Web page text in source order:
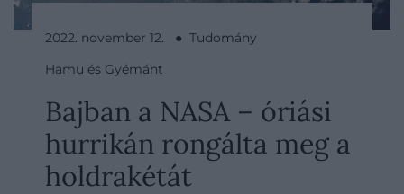
2022. november 12. ● Tudomány
Hamu és Gyémánt
Bajban a NASA – óriási
hurrikán rongálta meg a
holdrakétát